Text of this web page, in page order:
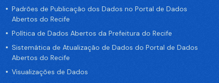
Padrões de Publicação dos Dados no Portal de Dados
Abertos do Recife
Política de Dados Abertos da Prefeitura do Recife
Sistemática de Atualização de Dados do Portal de Dados
Abertos do Recife
Visualizações de Dados